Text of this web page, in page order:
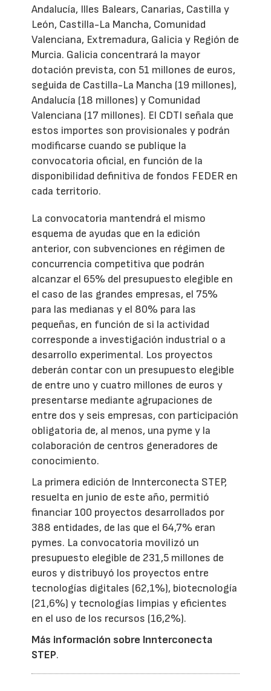
Andalucía, Illes Balears, Canarias, Castilla y
León, Castilla-La Mancha, Comunidad
Valenciana, Extremadura, Galicia y Región de
Murcia. Galicia concentrará la mayor
dotación prevista, con 51 millones de euros,
seguida de Castilla-La Mancha (19 millones),
Andalucía (18 millones) y Comunidad
Valenciana (17 millones). El CDTI señala que
estos importes son provisionales y podrán
modificarse cuando se publique la
convocatoria oficial, en función de la
disponibilidad definitiva de fondos FEDER en
cada territorio.
La convocatoria mantendrá el mismo
esquema de ayudas que en la edición
anterior, con subvenciones en régimen de
concurrencia competitiva que podrán
alcanzar el 65% del presupuesto elegible en
el caso de las grandes empresas, el 75%
para las medianas y el 80% para las
pequeñas, en función de si la actividad
corresponde a investigación industrial o a
desarrollo experimental. Los proyectos
deberán contar con un presupuesto elegible
de entre uno y cuatro millones de euros y
presentarse mediante agrupaciones de
entre dos y seis empresas, con participación
obligatoria de, al menos, una pyme y la
colaboración de centros generadores de
conocimiento.
La primera edición de Innterconecta STEP,
resuelta en junio de este año, permitió
financiar 100 proyectos desarrollados por
388 entidades, de las que el 64,7% eran
pymes. La convocatoria movilizó un
presupuesto elegible de 231,5 millones de
euros y distribuyó los proyectos entre
tecnologías digitales (62,1%), biotecnología
(21,6%) y tecnologías limpias y eficientes
en el uso de los recursos (16,2%).
Más información sobre Innterconecta
STEP.